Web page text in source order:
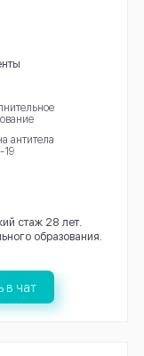
антитела
19
стаж 28 лет.
образования.
в чат